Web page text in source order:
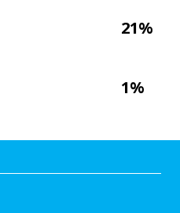
21%
1%